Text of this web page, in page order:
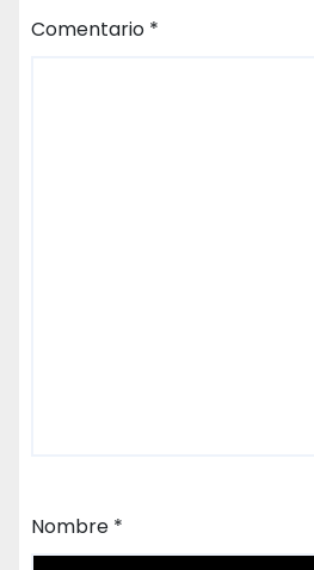
Comentario *
Nombre *